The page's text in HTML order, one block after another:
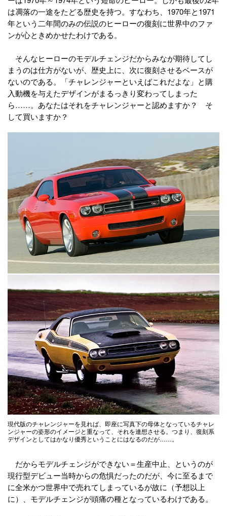
は凋落の一途をたどる歴史を持つ。すなわち、1970年と1971
年という二年間のみの伝説のヒーローの復刻に世界中のファ
ンが心ときめかせたわけである。
そんなヒーローのモデルチェンジだからみなが期待してし
まうのは仕方がないが、歴史上に、次に復刻させるベースが
ないのである。「チャレンジャーといえばこれだよな」と購
入動機を与えたデザインがまるっきり変わってしまった
ら……。あなたはそれをチャレンジャーと認めますか？ そ
して買いますか？
現代版のチャレンジャーを見れば、即座に写真下の母体となっているチャレ
ンジャーの姿形のイメージと重なって、それを連想させる。つまり、復刻系
デザインとしてはかなり優秀ということにはなるのだが……。
だからモデルチェンジができない＝生産中止、というのが
現行型デビュー当時からの危惧だったのだが、今に至るまで
に全米かつ世界中で売れてしまっているが故に（予想以上
に）、モデルチェンジが頭痛の種となっているわけである。